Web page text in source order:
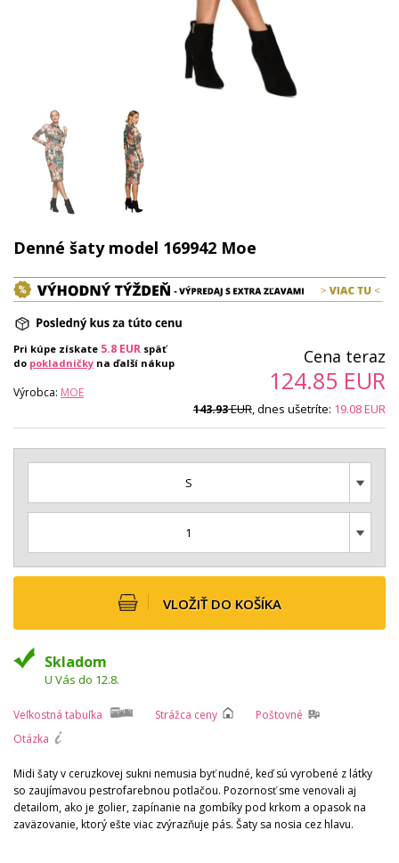
Denné šaty model 169942 Moe
Pri kúpe získate 5.8 EUR späť
do pokladničky na ďalší nákup
Výrobca: MOE
Cena teraz
124.85 EUR
143.93EUR, dnes ušetríte: 19.08EUR
S
1
VLOŽIŤ DO KOŠÍKA
Skladom
U Vás do 12.8.
Veľkostná tabuľka Strážca ceny
Poštovné
Otázka
Midi šaty v ceruzkovej sukni nemusia byť nudné, keď sú vyrobené z látky
so zaujímavou pestrofarebnou potlačou. Pozornosť sme venovali aj
detailom, ako je golier, zapínanie na gombíky pod krkom a opasok na
zaväzovanie, ktorý ešte viac zvýrazňuje pás. Šaty sa nosia cez hlavu.